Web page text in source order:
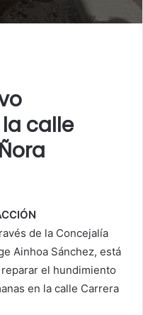
calle
de la Concejalía
Ainhoa Sánchez, está
el hundimiento
en la calle Carrera